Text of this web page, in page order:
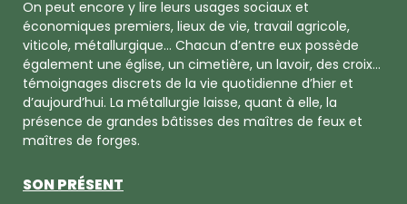
On peut encore y lire leurs usages sociaux et
économiques premiers, lieux de vie, travail agricole,
viticole, métallurgique… Chacun d’entre eux possède
également une église, un cimetière, un lavoir, des croix…
témoignages discrets de la vie quotidienne d’hier et
d’aujourd’hui. La métallurgie laisse, quant à elle, la
présence de grandes bâtisses des maîtres de feux et
maîtres de forges.
SON PRÉSENT